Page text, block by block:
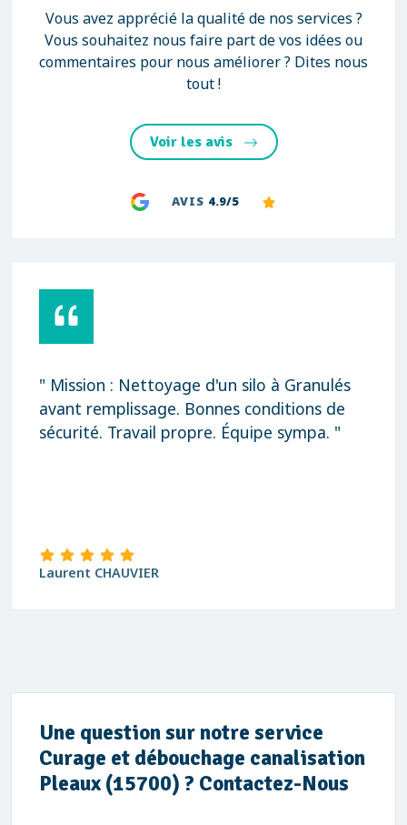
Vous avez apprécié la qualité de nos services ?
Vous souhaitez nous faire part de vos idées ou
commentaires pour nous améliorer ? Dites nous
tout !
Voir les avis
AVIS 4.9/5
" Mission : Nettoyage d'un silo à Granulés
avant remplissage. Bonnes conditions de
sécurité. Travail propre. Équipe sympa. "
Laurent CHAUVIER
Une question sur notre service
Curage et débouchage canalisation
Pleaux (15700) ? Contactez-Nous